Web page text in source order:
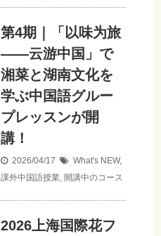
第4期｜「以味为旅
——云游中国」で
湘菜と湖南文化を
学ぶ中国語グルー
プレッスンが開
講！
2026/04/17 What's NEW,
課外中国語授業, 開講中のコース
2026上海国際花フ